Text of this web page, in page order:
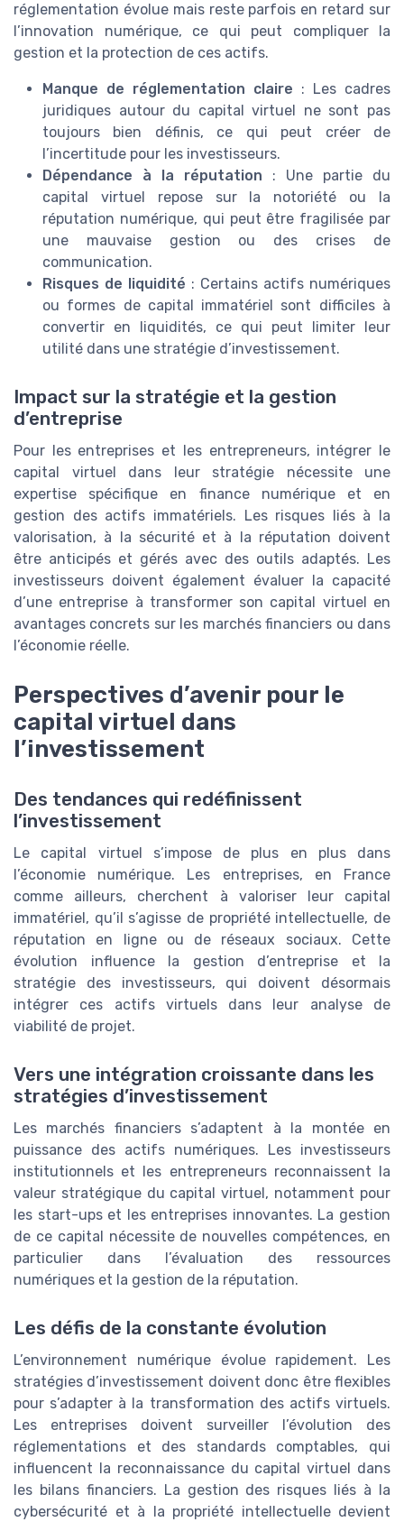
réglementation évolue mais reste parfois en retard sur
l’innovation numérique, ce qui peut compliquer la
gestion et la protection de ces actifs.
Manque de réglementation claire : Les cadres
juridiques autour du capital virtuel ne sont pas
toujours bien définis, ce qui peut créer de
l’incertitude pour les investisseurs.
Dépendance à la réputation : Une partie du
capital virtuel repose sur la notoriété ou la
réputation numérique, qui peut être fragilisée par
une mauvaise gestion ou des crises de
communication.
Risques de liquidité : Certains actifs numériques
ou formes de capital immatériel sont difficiles à
convertir en liquidités, ce qui peut limiter leur
utilité dans une stratégie d’investissement.
Impact sur la stratégie et la gestion
d’entreprise
Pour les entreprises et les entrepreneurs, intégrer le
capital virtuel dans leur stratégie nécessite une
expertise spécifique en finance numérique et en
gestion des actifs immatériels. Les risques liés à la
valorisation, à la sécurité et à la réputation doivent
être anticipés et gérés avec des outils adaptés. Les
investisseurs doivent également évaluer la capacité
d’une entreprise à transformer son capital virtuel en
avantages concrets sur les marchés financiers ou dans
l’économie réelle.
Perspectives d’avenir pour le
capital virtuel dans
l’investissement
Des tendances qui redéfinissent
l’investissement
Le capital virtuel s’impose de plus en plus dans
l’économie numérique. Les entreprises, en France
comme ailleurs, cherchent à valoriser leur capital
immatériel, qu’il s’agisse de propriété intellectuelle, de
réputation en ligne ou de réseaux sociaux. Cette
évolution influence la gestion d’entreprise et la
stratégie des investisseurs, qui doivent désormais
intégrer ces actifs virtuels dans leur analyse de
viabilité de projet.
Vers une intégration croissante dans les
stratégies d’investissement
Les marchés financiers s’adaptent à la montée en
puissance des actifs numériques. Les investisseurs
institutionnels et les entrepreneurs reconnaissent la
valeur stratégique du capital virtuel, notamment pour
les start-ups et les entreprises innovantes. La gestion
de ce capital nécessite de nouvelles compétences, en
particulier dans l’évaluation des ressources
numériques et la gestion de la réputation.
Les défis de la constante évolution
L’environnement numérique évolue rapidement. Les
stratégies d’investissement doivent donc être flexibles
pour s’adapter à la transformation des actifs virtuels.
Les entreprises doivent surveiller l’évolution des
réglementations et des standards comptables, qui
influencent la reconnaissance du capital virtuel dans
les bilans financiers. La gestion des risques liés à la
cybersécurité et à la propriété intellectuelle devient